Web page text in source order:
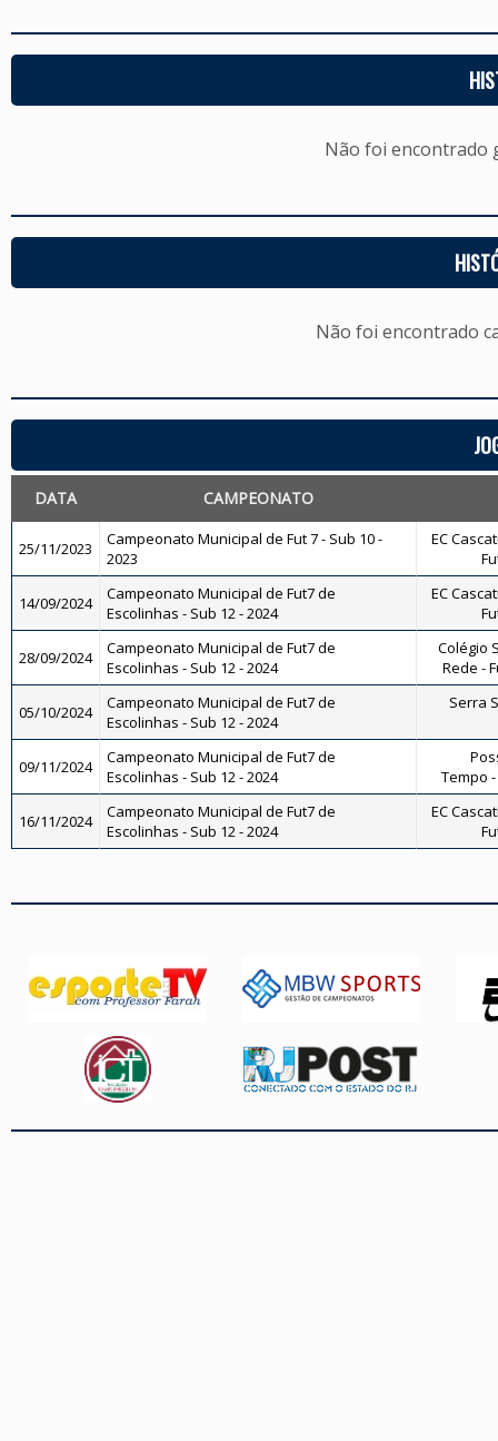
Não foi encontrado
Não foi encontrado
DATA CAMPEONATO
25/11/2023
Campeonato Municipal de Fut 7 - Sub 10 -
2023
EC
14/09/2024
Campeonato Municipal de Fut7 de
Escolinhas - Sub 12 - 2024
EC
28/09/2024
Campeonato Municipal de Fut7 de
Escolinhas - Sub 12 - 2024
Colégio
Rede -
05/10/2024
Campeonato Municipal de Fut7 de
Escolinhas - Sub 12 - 2024
Serra
09/11/2024
Campeonato Municipal de Fut7 de
Escolinhas - Sub 12 - 2024
Tempo
16/11/2024
Campeonato Municipal de Fut7 de
Escolinhas - Sub 12 - 2024
EC